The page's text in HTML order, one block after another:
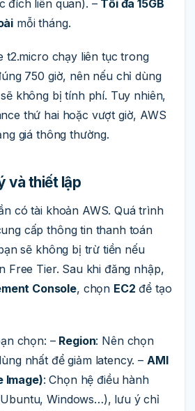
đích liên quan). – Tối đa 15GB
mỗi tháng.
t2.micro chạy liên tục trong
750 giờ, nên nếu chỉ dùng
không bị tính phí. Tuy nhiên,
thứ hai hoặc vượt giờ, AWS
giá thông thường.
và thiết lập
có tài khoản AWS. Quá trình
cấp thông tin thanh toán
sẽ không bị trừ tiền nếu
Free Tier. Sau khi đăng nhập,
Console, chọn EC2 để tạo
chọn: – Region: Nên chọn
nhất để giảm latency. – AMI
Image): Chọn hệ điều hành
Windows…), lưu ý chỉ